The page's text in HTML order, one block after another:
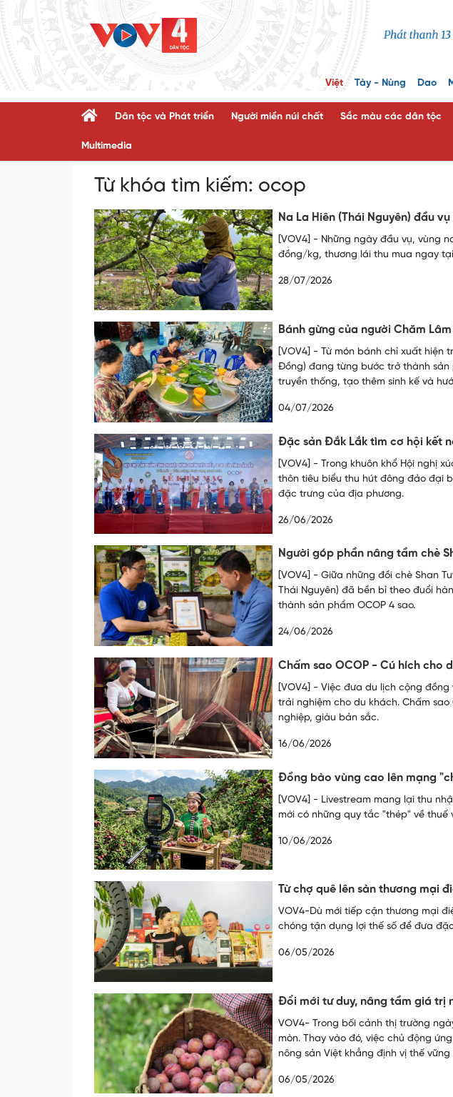
Việt Tày - Nùng Dao
Dân tộc và Phát triển Người miền núi chất Sắc màu các dân tộc
Multimedia
Từ khóa tìm kiếm: ocop
Na La Hiên (Thái Nguyên) đầu
[VOV4] - Những ngày đầu vụ, vùng
đồng/kg, thương lái thu mua ngay
28/07/2026
Bánh gừng của người Chăm
[VOV4] - Từ món bánh chỉ xuất hiện
Đồng) đang từng bước trở thành sản
truyền thống, tạo thêm sinh kế và
04/07/2026
Đặc sản Đắk Lắk tìm cơ hội kết
[VOV4] - Trong khuôn khổ Hội nghị
thôn tiêu biểu thu hút đông đảo đại
đặc trưng của địa phương.
26/06/2026
Người góp phần nâng tầm chè
[VOV4] - Giữa những đồi chè Shan
Thái Nguyên) đã bền bỉ theo đuổi
thành sản phẩm OCOP 4 sao.
24/06/2026
Chấm sao OCOP - Cú hích cho
[VOV4] - Việc đưa du lịch cộng
trải nghiệm cho du khách. Chấm
nghiệp, giàu bản sắc.
16/06/2026
Đồng bào vùng cao lên mạng
[VOV4] - Livestream mang lại thu
mới có những quy tắc "thép" về
10/06/2026
Từ chợ quê lên sàn thương mại
VOV4-Dù mới tiếp cận thương mại
chóng tận dụng lợi thế số để đưa
06/05/2026
Đổi mới tư duy, nâng tầm giá trị
VOV4- Trong bối cảnh thị trường
mòn. Thay vào đó, việc chủ động
nông sản Việt khẳng định vị thế
06/05/2026